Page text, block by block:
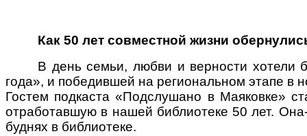
Как 50 лет совместной жизни
В день семьи, любви и верности хотели
года», и победившей на региональном этапе в
Гостем подкаста «Подслушано в Маяковке»
отработавшую в нашей библиотеке 50 лет.
буднях в библиотеке.